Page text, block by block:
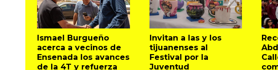
Ismael Burgueño
acerca a vecinos de
Ensenada los avances
de la 4T y refuerza
Invitan a las y los
tijuanenses al
Festival por la
Juventud